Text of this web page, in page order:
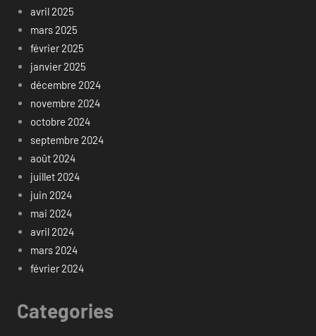
avril 2025
mars 2025
février 2025
janvier 2025
décembre 2024
novembre 2024
octobre 2024
septembre 2024
août 2024
juillet 2024
juin 2024
mai 2024
avril 2024
mars 2024
février 2024
Categories